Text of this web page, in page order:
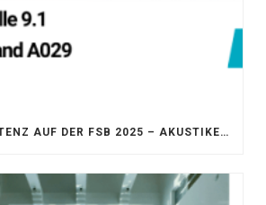
AKUSTIKKOMPETENZ AUF DER FSB 2025 – AKUSTIKELEMENTE FÜR DIE LEBENSRÄUME VON MORGEN